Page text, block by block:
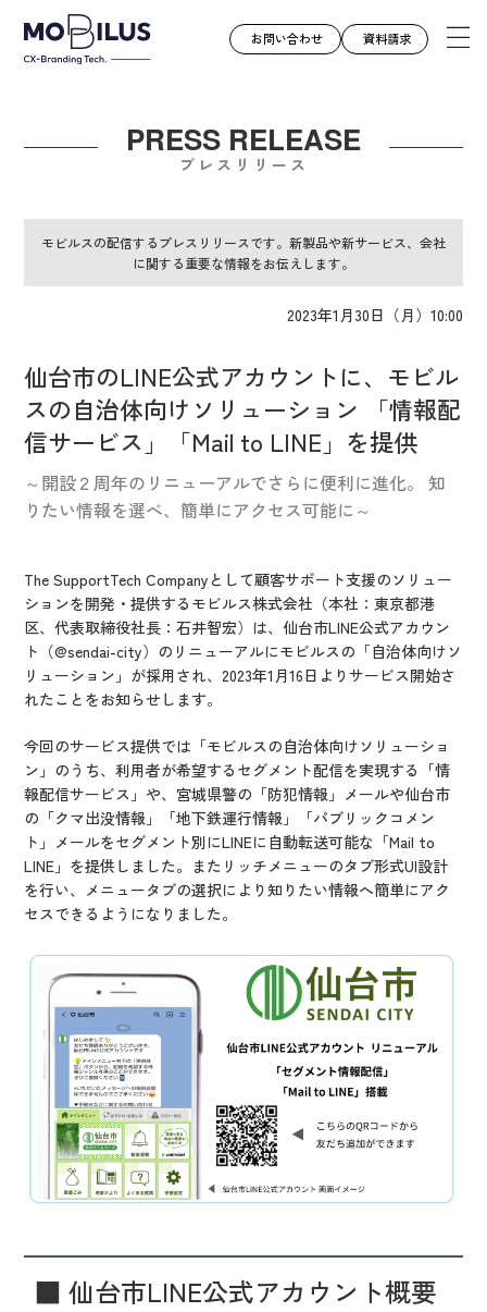
モビルスとは
導入事例
ユースケース
お役立ち資料
会社案内
採用情報
IR情報
お問い合わせ 資料請求
PRESS RELEASE
プレスリリース
モビルスの配信するプレスリリースです。新製品や新サービス、会社
に関する重要な情報をお伝えします。
2023年1月30日（月）10:00
仙台市のLINE公式アカウントに、モビル
スの自治体向けソリューション 「情報配
信サービス」「Mail to LINE」を提供
～開設２周年のリニューアルでさらに便利に進化。 知
りたい情報を選べ、簡単にアクセス可能に～
The SupportTech Companyとして顧客サポート支援のソリュー
ションを開発・提供するモビルス株式会社（本社：東京都港
区、代表取締役社長：石井智宏）は、仙台市LINE公式アカウン
ト（@sendai-city）のリニューアルにモビルスの「自治体向けソ
リューション」が採用され、2023年1月16日よりサービス開始さ
れたことをお知らせします。
今回のサービス提供では「モビルスの自治体向けソリューショ
ン」のうち、利用者が希望するセグメント配信を実現する「情
報配信サービス」や、宮城県警の「防犯情報」メールや仙台市
の「クマ出没情報」「地下鉄運行情報」「パブリックコメン
ト」メールをセグメント別にLINEに自動転送可能な「Mail to
LINE」を提供しました。またリッチメニューのタブ形式UI設計
を行い、メニュータブの選択により知りたい情報へ簡単にアク
セスできるようになりました。
■ 仙台市LINE公式アカウント概要